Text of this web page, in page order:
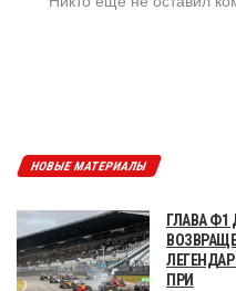
НОВЫЕ МАТЕРИАЛЫ
ГЛАВА Ф1
ПРИ